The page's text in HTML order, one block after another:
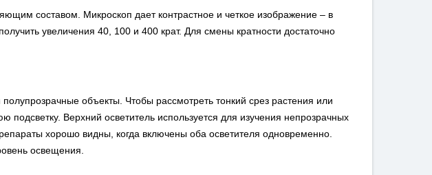
составом. Микроскоп дает контрастное и четкое изображение – в
увеличения 40, 100 и 400 крат. Для смены кратности достаточно
объекты. Чтобы рассмотреть тонкий срез растения или
Верхний осветитель используется для изучения непрозрачных
хорошо видны, когда включены оба осветителя одновременно.
освещения.